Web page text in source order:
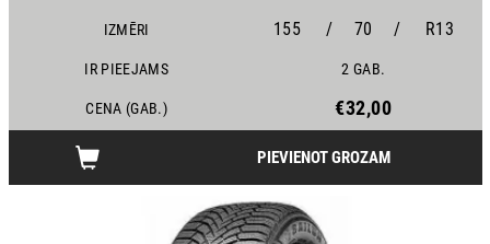
IZMĒRI 155 / 70 / R13
IR PIEEJAMS 2 GAB.
CENA (GAB.) €32,00
PIEVIENOT GROZAM